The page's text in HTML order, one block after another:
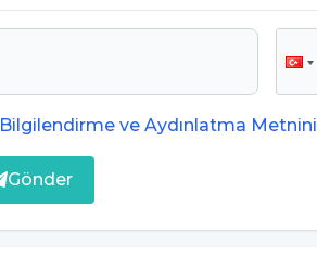
Bilgilendirme ve Aydınlatma Metnini
Gönder